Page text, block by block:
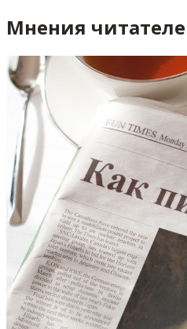
Мнения